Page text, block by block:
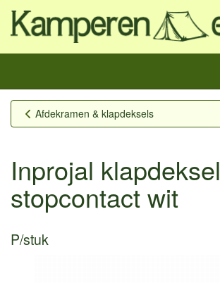
Afdekramen & klapdeksels
Inprojal klapdeksel
stopcontact wit
P/stuk